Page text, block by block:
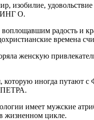
изобилие,
ИНГ О.
воплощавшим радость
времена
женскую
иногда путают
ПЕТРА.
имеет мужские
жизненном цикле.